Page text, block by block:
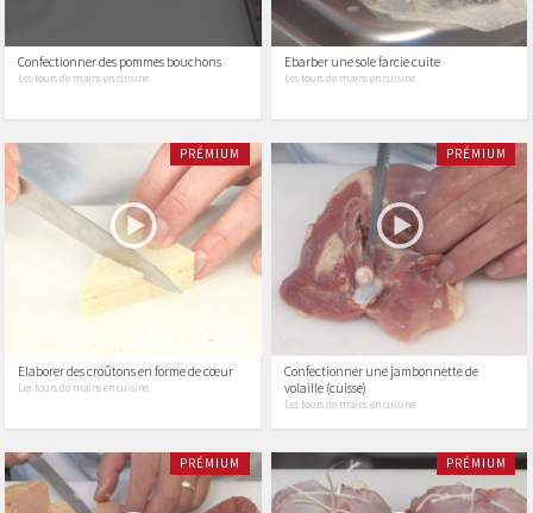
Confectionner des pommes bouchons
Les tours de mains en cuisine
Ebarber une sole farcie cuite
Les tours de mains en cuisine
PRÉMIUM
Elaborer des croûtons en forme de cœur
Les tours de mains en cuisine
PRÉMIUM
Confectionner une jambonnette de
volaille (cuisse)
Les tours de mains en cuisine
PRÉMIUM PRÉMIUM